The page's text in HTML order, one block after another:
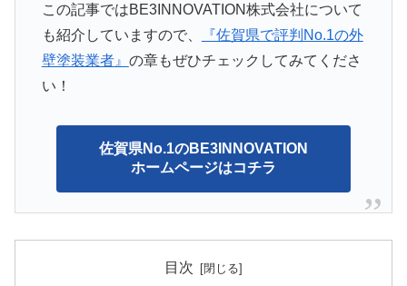
この記事ではBE3INNOVATION株式会社について
も紹介していますので、
『佐賀県で評判No.1の外
壁塗装業者』 の章もぜひチェックしてみてくださ
い！
佐賀県No.1のBE3INNOVATION
ホームページはコチラ
目次